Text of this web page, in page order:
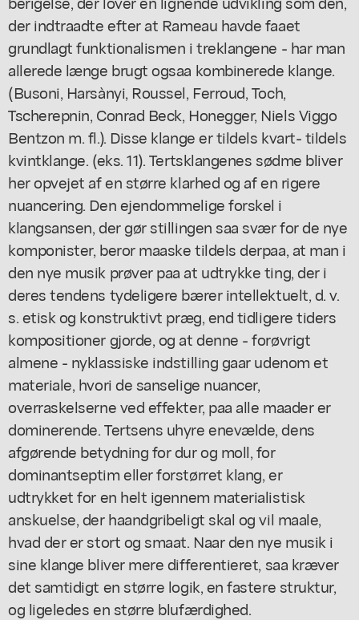
der indtraadte efter at Rameau havde faaet
grundlagt funktionalismen i treklangene - har man
allerede længe brugt ogsaa kombinerede klange.
(Busoni, Harsànyi, Roussel, Ferroud, Toch,
Tscherepnin, Conrad Beck, Honegger, Niels Viggo
Bentzon m. fl.). Disse klange er tildels kvart- tildels
kvintklange. (eks. 11). Tertsklangenes sødme bliver
her opvejet af en større klarhed og af en rigere
nuancering. Den ejendommelige forskel i
klangsansen, der gør stillingen saa svær for de nye
komponister, beror maaske tildels derpaa, at man i
den nye musik prøver paa at udtrykke ting, der i
deres tendens tydeligere bærer intellektuelt, d. v.
s. etisk og konstruktivt præg, end tidligere tiders
kompositioner gjorde, og at denne - forøvrigt
almene - nyklassiske indstilling gaar udenom et
materiale, hvori de sanselige nuancer,
overraskelserne ved effekter, paa alle maader er
dominerende. Tertsens uhyre enevælde, dens
afgørende betydning for dur og moll, for
dominantseptim eller forstørret klang, er
udtrykket for en helt igennem materialistisk
anskuelse, der haandgribeligt skal og vil maale,
hvad der er stort og smaat. Naar den nye musik i
sine klange bliver mere differentieret, saa kræver
det samtidigt en større logik, en fastere struktur,
og ligeledes en større blufærdighed.